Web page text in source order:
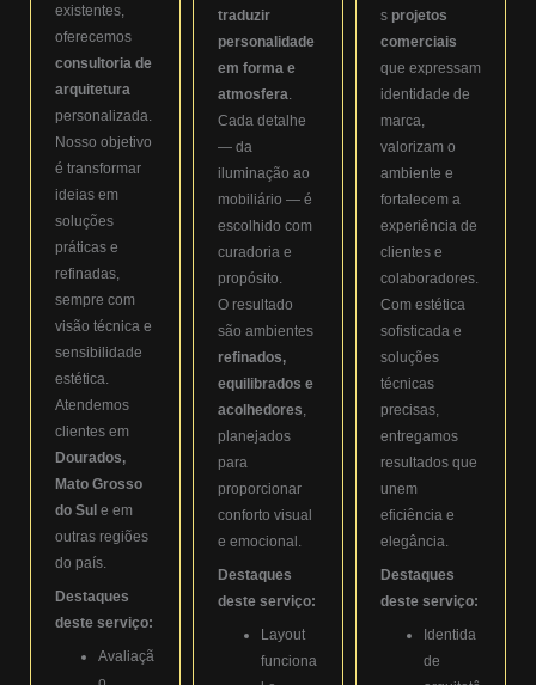
existentes,
oferecemos
consultoria de
arquitetura
personalizada.
Nosso objetivo
é transformar
ideias em
soluções
práticas e
refinadas,
sempre com
visão técnica e
sensibilidade
estética.
Atendemos
clientes em
Dourados,
Mato Grosso
do Sul e em
outras regiões
do país.
Destaques
deste serviço:
Avaliaçã
traduzir
personalidade
em forma e
atmosfera.
Cada detalhe
— da
iluminação ao
mobiliário — é
escolhido com
curadoria e
propósito.
O resultado
são ambientes
refinados,
equilibrados e
acolhedores,
planejados
para
proporcionar
conforto visual
e emocional.
Destaques
deste serviço:
Layout
funciona
s projetos
comerciais
que expressam
identidade de
marca,
valorizam o
ambiente e
fortalecem a
experiência de
clientes e
colaboradores.
Com estética
sofisticada e
soluções
técnicas
precisas,
entregamos
resultados que
unem
eficiência e
elegância.
Destaques
deste serviço:
Identida
de